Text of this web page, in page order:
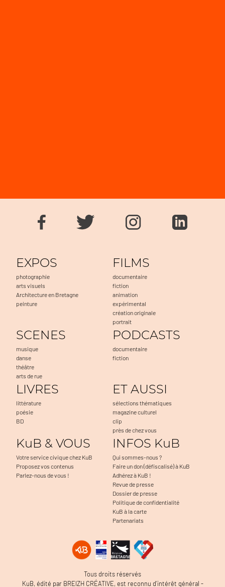
EXPOS
photographie
arts visuels
Architecture en Bretagne
peinture
FILMS
documentaire
fiction
animation
expérimental
création originale
portrait
SCENES
musique
danse
théâtre
arts de rue
PODCASTS
documentaire
fiction
LIVRES
littérature
poésie
BD
ET AUSSI
sélections thématiques
magazine culturel
clip
près de chez vous
KuB & VOUS
Votre service civique chez KuB
Proposez vos contenus
Parlez-nous de vous !
INFOS KuB
Qui sommes-nous ?
Faire un don (défiscalisé) à KuB
Adhérez à KuB !
Revue de presse
Dossier de presse
Politique de confidentialité
KuB à la carte
Partenariats
Tous droits réservés
KuB, édité par BREIZH CRÉATIVE, est reconnu d’intérêt général -